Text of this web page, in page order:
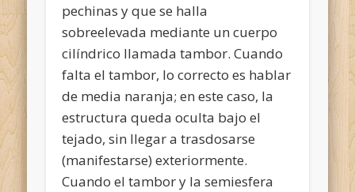
pechinas y que se halla
sobreelevada mediante un cuerpo
cilíndrico llamada tambor. Cuando
falta el tambor, lo correcto es hablar
de media naranja; en este caso, la
estructura queda oculta bajo el
tejado, sin llegar a trasdosarse
(manifestarse) exteriormente.
Cuando el tambor y la semiesfera